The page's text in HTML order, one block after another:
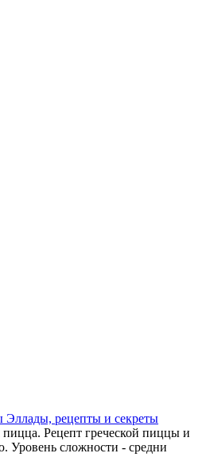
Эллады, рецепты и секреты
пицца. Рецепт греческой пиццы и
Уровень сложности - средни